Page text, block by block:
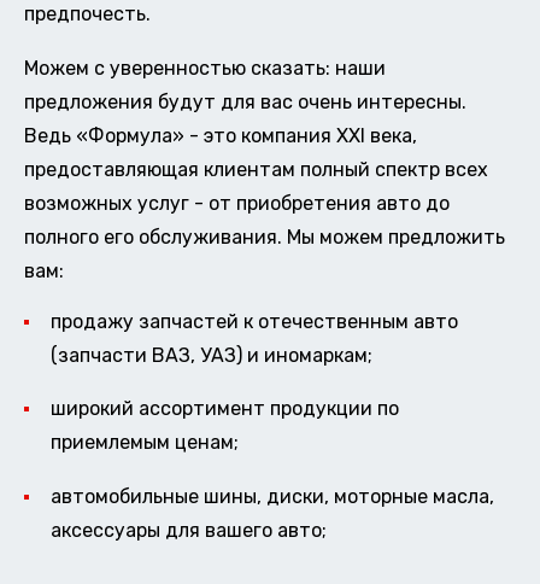
предпочесть.
Можем с уверенностью сказать: наши
предложения будут для вас очень интересны.
Ведь «Формула» - это компания XXI века,
предоставляющая клиентам полный спектр всех
возможных услуг - от приобретения авто до
полного его обслуживания. Мы можем предложить
вам:
продажу запчастей к отечественным авто
(запчасти ВАЗ, УАЗ) и иномаркам;
широкий ассортимент продукции по
приемлемым ценам;
автомобильные шины, диски, моторные масла,
аксессуары для вашего авто;